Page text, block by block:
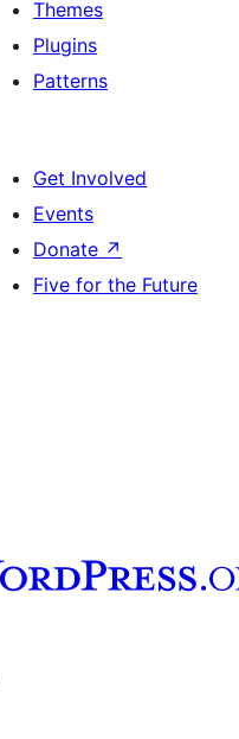
Themes
Plugins
Patterns
Get Involved
Events
Donate ↗
Five for the Future
channel
Tumblr account